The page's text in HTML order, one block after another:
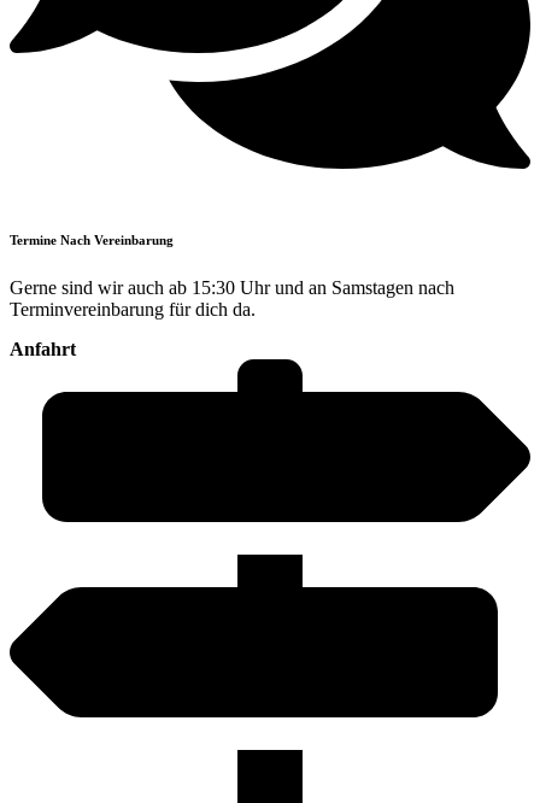
Termine Nach Vereinbarung
Gerne sind wir auch ab 15:30 Uhr und an Samstagen nach
Terminvereinbarung für dich da.
Anfahrt